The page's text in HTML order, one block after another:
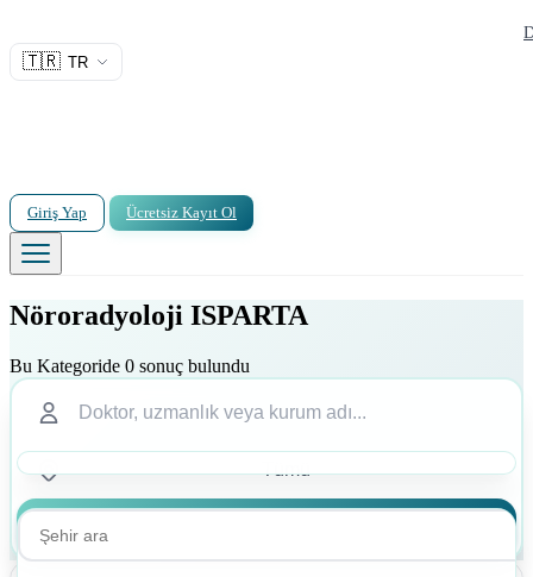
🇹🇷 TR
Giriş Yap Ücretsiz Kayıt Ol
Nöroradyoloji ISPARTA
Bu Kategoride 0 sonuç bulundu